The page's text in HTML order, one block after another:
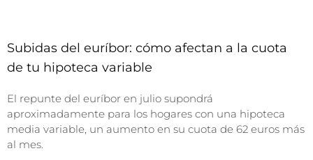
Subidas del euríbor: cómo afectan a la cuota
de tu hipoteca variable
El repunte del euríbor en julio supondrá
aproximadamente para los hogares con una hipoteca
media variable, un aumento en su cuota de 62 euros más
al mes.